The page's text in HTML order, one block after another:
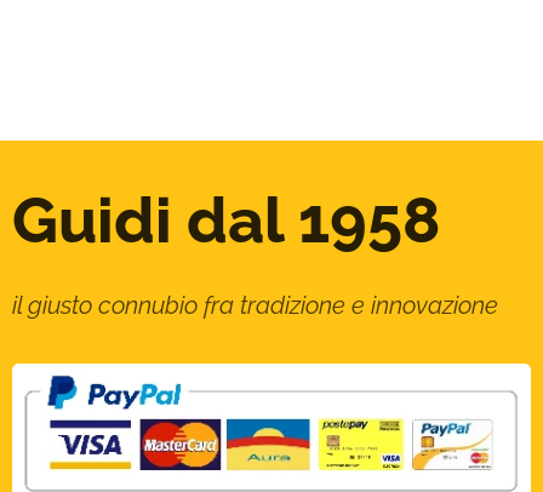
Guidi dal 1958
il giusto connubio fra tradizione e innovazione